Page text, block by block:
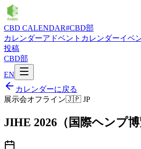
CBD CALENDAR#CBD部
カレンダーアドベントカレンダーイベ
投稿
CBD部
EN
カレンダーに戻る
展示会オフライン🇯🇵 JP
JIHE 2026（国際ヘンプ博